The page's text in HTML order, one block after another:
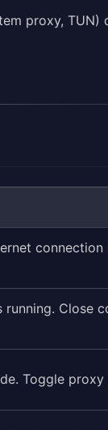
proxy, TUN)
Close
Toggle